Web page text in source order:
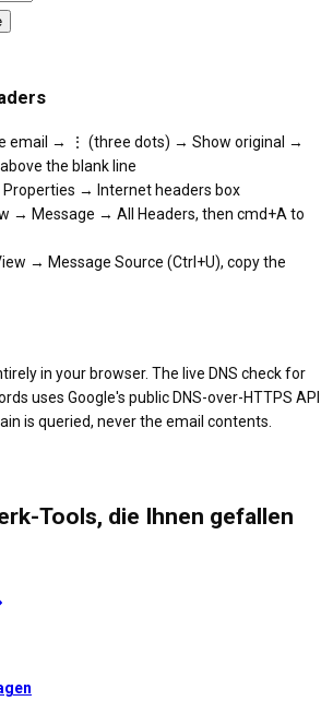
email → ⋮ (three dots) → Show original →
the blank line
Properties → Internet headers box
→ Message → All Headers, then cmd+A to
→ Message Source (Ctrl+U), copy the
in your browser. The live DNS check for
uses Google's public DNS-over-HTTPS API
is queried, never the email contents.
Tools, die Ihnen gefallen